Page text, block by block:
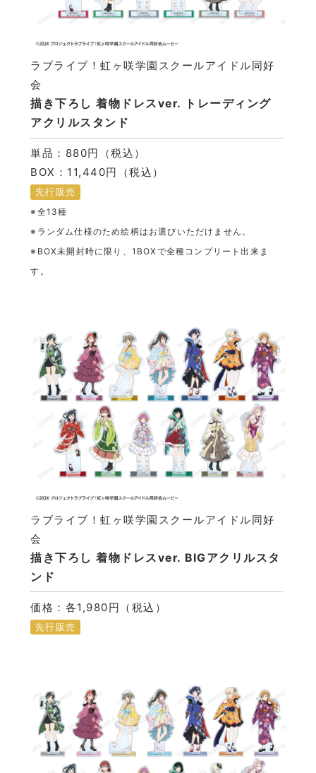
描き下ろし 着物ドレスver. トレーディング
アクリルスタンド
ラブライブ！虹ヶ咲学園スクールアイドル同好
会
単品：880円（税込）
BOX：11,440円（税込）
先行販売
※全13種
※ランダム仕様のため絵柄はお選びいただけません。
※BOX未開封時に限り、1BOXで全種コンプリート出来ま
す。
描き下ろし 着物ドレスver. BIGアクリルスタ
ンド
ラブライブ！虹ヶ咲学園スクールアイドル同好
会
価格：各1,980円（税込）
先行販売